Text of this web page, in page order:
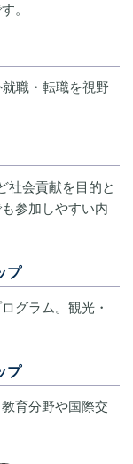
。
職・転職を視野
社会貢献を目的と
参加しやすい内
プ
グラム。観光・
プ
育分野や国際交